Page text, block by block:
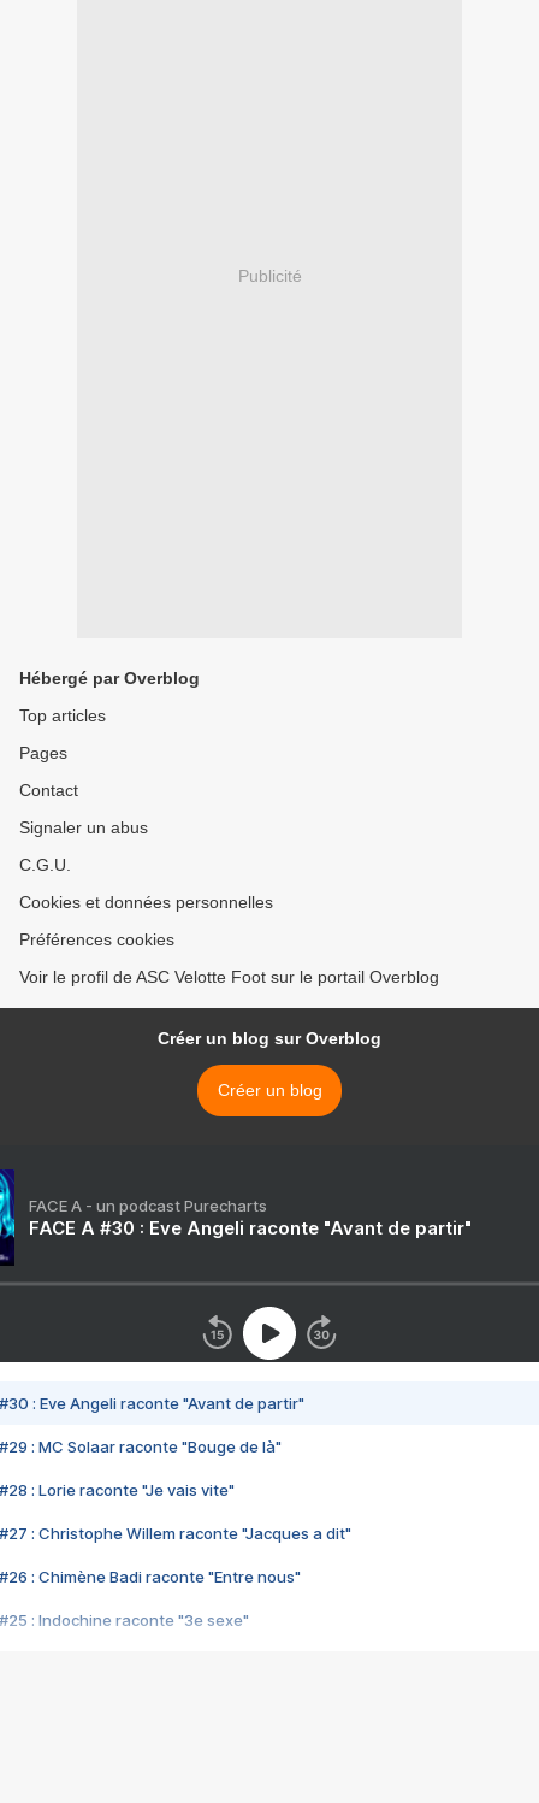
Publicité
Hébergé par Overblog
Top articles
Pages
Contact
Signaler un abus
C.G.U.
Cookies et données personnelles
Préférences cookies
Voir le profil de ASC Velotte Foot sur le portail Overblog
Créer un blog sur Overblog
Créer un blog
FACE A - un podcast Purecharts
FACE A #30 : Eve Angeli raconte "Avant de partir"
#30 : Eve Angeli raconte "Avant de partir"
#29 : MC Solaar raconte "Bouge de là"
#28 : Lorie raconte "Je vais vite"
#27 : Christophe Willem raconte "Jacques a dit"
#26 : Chimène Badi raconte "Entre nous"
#25 : Indochine raconte "3e sexe"